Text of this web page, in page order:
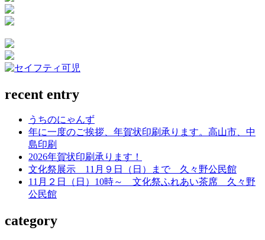
recent entry
うちのにゃんず
年に一度のご挨拶、年賀状印刷承ります。高山市、中
島印刷
2026年賀状印刷承ります！
文化祭展示 11月９日（日）まで 久々野公民館
11月２日（日）10時～ 文化祭ふれあい茶席 久々野
公民館
category